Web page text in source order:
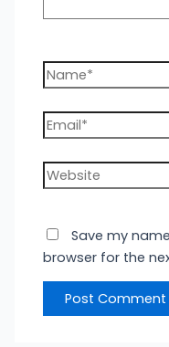
Name*
Email*
Website
Save my
browser for the